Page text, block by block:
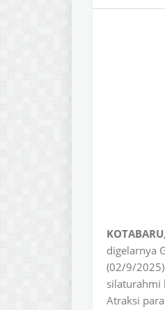
KOTABARU,
digelarnya
(02/9/
silaturahmi
Atraksi